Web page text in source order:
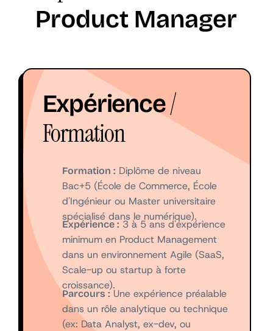
Product Manager
Expérience/
Formation
Formation : Diplôme de niveau
Bac+5 (École de Commerce, École
d'Ingénieur ou Master universitaire
spécialisé dans le numérique).
Expérience : 3 à 5 ans d'expérience
minimum en Product Management
dans un environnement Agile (SaaS,
Scale-up ou startup à forte
croissance).
Parcours :Une expérience préalable
dans un rôle analytique ou technique
(ex: Data Analyst, ex-dev, ou